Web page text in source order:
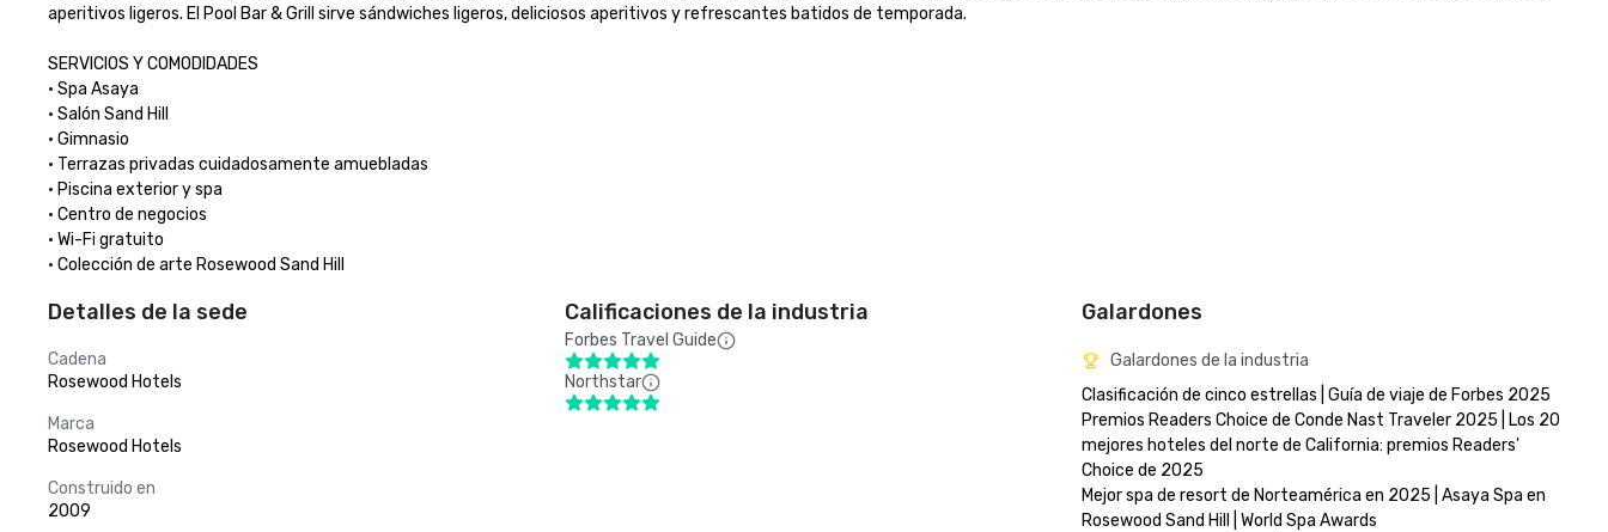
aperitivos ligeros. El Pool Bar & Grill sirve sándwiches ligeros, deliciosos aperitivos y refrescantes batidos de temporada.
SERVICIOS Y COMODIDADES
· Spa Asaya
· Salón Sand Hill
· Gimnasio
· Terrazas privadas cuidadosamente amuebladas
· Piscina exterior y spa
· Centro de negocios
· Wi-Fi gratuito
· Colección de arte Rosewood Sand Hill
Detalles de la sede
Cadena
Rosewood Hotels
Marca
Rosewood Hotels
Construido en
2009
Calificaciones de la industria
Forbes Travel Guide
Northstar
Galardones
Galardones de la industria
Clasificación de cinco estrellas | Guía de viaje de Forbes 2025
Premios Readers Choice de Conde Nast Traveler 2025 | Los 20
mejores hoteles del norte de California: premios Readers'
Choice de 2025
Mejor spa de resort de Norteamérica en 2025 | Asaya Spa en
Rosewood Sand Hill | World Spa Awards